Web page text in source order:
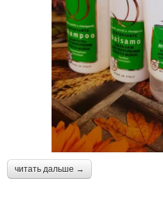
читать дальше →